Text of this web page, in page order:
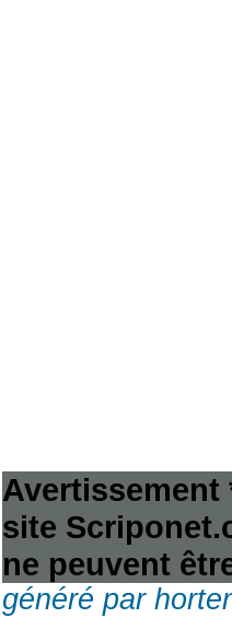
Avertissement
site
ne peuvent
généré par